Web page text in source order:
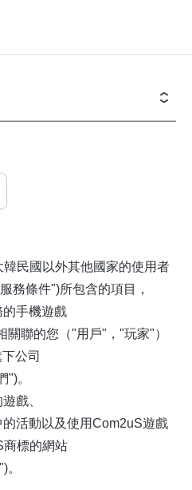
民國以外其他國家的使用者
務條件")所包含的項目，
手機遊戲
聯的您（"用戶"，"玩家"）
公司
")。
戲、
活動以及使用Com2uS遊戲
商標的網站